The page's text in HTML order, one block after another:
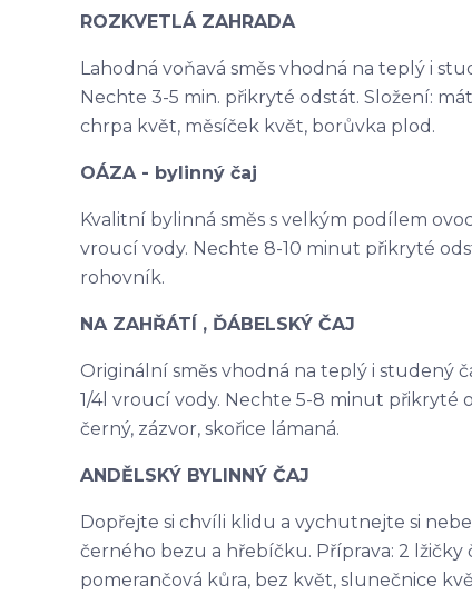
ROZKVETLÁ ZAHRADA
Lahodná voňavá směs vhodná na teplý i
Nechte 3-5 min. přikryté odstát. Složení:
chrpa květ, měsíček květ, borůvka plod.
OÁZA - bylinný čaj
Kvalitní bylinná směs s velkým podílem
vroucí vody. Nechte 8-10 minut přikryté
rohovník.
NA ZAHŘÁTÍ , ĎÁBELSKÝ ČAJ
Originální směs vhodná na teplý i studený
1/4l vroucí vody. Nechte 5-8 minut přikryté
černý, zázvor, skořice lámaná.
ANDĚLSKÝ BYLINNÝ ČAJ
Dopřejte si chvíli klidu a vychutnejte si
černého bezu a hřebíčku. Příprava: 2
pomerančová kůra, bez květ, slunečnice